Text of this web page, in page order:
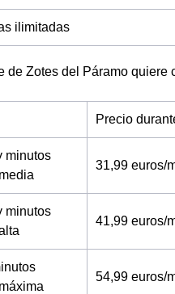
ilimitadas
de Zotes del Páramo
Precio
minutos
31,99 euros/
minutos
41,99 euros/
54,99 euros/